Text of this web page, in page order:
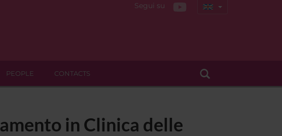
Segui su
PEOPLE CONTACTS
in Clinica delle